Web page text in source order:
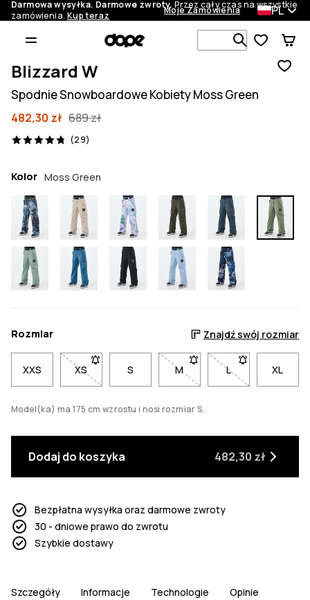
Darmowa wysyłka. Darmowe zwroty. Przez cały czas na wszystkie
zamówienia. Kup teraz Moje Zamówienia PL
Szukaj w 1
Blizzard W
Spodnie Snowboardowe Kobiety Moss Green
482,30 zł 689 zł
(29)
29 recenzje, 4.8/5
Kolor Moss Green
Rozmiar Znajdź swój rozmiar
XXS XS- Rozmiar XS niedostępny. Kliknij, aby otrzymać
S M- Rozmiar M niedostępny.
L- Rozmiar L
XL
Model(ka) ma 175 cm wzrostu i nosi rozmiar S.
Dodaj do koszyka 482,30 zł
Bezpłatna wysyłka oraz darmowe zwroty
30 - dniowe prawo do zwrotu
Szybkie dostawy
Szczegóły Informacje Technologie Opinie